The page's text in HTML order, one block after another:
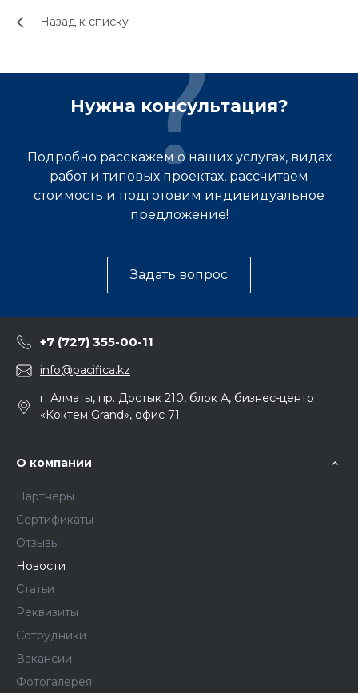
Назад к списку
Нужна консультация?
Подробно расскажем о наших услугах, видах
работ и типовых проектах, рассчитаем
стоимость и подготовим индивидуальное
предложение!
Задать вопрос
+7 (727) 355-00-11
info@pacifica.kz
г. Алматы, пр. Достык 210, блок А, бизнес-центр
«Коктем Grand», офис 71
О компании
Партнёры
Сертификаты
Отзывы
Новости
Статьи
Реквизиты
Сотрудники
Вакансии
Фотогалерея